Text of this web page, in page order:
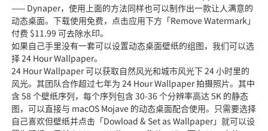
—— Dynaper，使用上面的方法同样也可以制作出一款让人满意的
动态桌面。下载使用免费，点击应用下方「Remove Watermark」
付费 $11.99 可去除水印。
如果自己手里没有一套可以设置动态桌面壁纸的组图，我们可以选
择 24 Hour Wallpaper。
24 Hour Wallpaper 可以获取自然风光和城市风光下 24 小时里的
风光。其团队合作超过七年为 24 Hour Wallpaper 拍摄照片。其中
含 58 个壁纸序列，每个序列包含 30-36 个分辨率高达 5K 的静态
图，可以直接与 macOS Mojave 的动态桌面配合使用。只需要选择
自己喜欢但壁纸并点击「Dowload & Set as Wallpaper」就可以设